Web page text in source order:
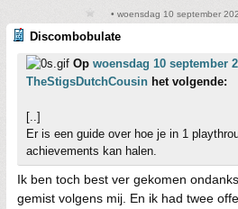
• woensdag 10 september
Discombobulate
Op woensdag 10 september
TheStigsDutchCousin het volgende:
[..]
Er is een guide over hoe je in 1
achievements kan halen.
Ik ben toch best ver gekomen
gemist volgens mij. En ik had twee